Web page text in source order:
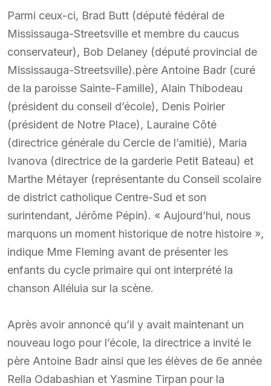
Parmi ceux-ci, Brad Butt (député fédéral de
Mississauga-Streetsville et membre du caucus
conservateur), Bob Delaney (député provincial de
Mississauga-Streetsville).père Antoine Badr (curé
de la paroisse Sainte-Famille), Alain Thibodeau
(président du conseil d’école), Denis Poirier
(président de Notre Place), Lauraine Côté
(directrice générale du Cercle de l’amitié), Maria
Ivanova (directrice de la garderie Petit Bateau) et
Marthe Métayer (représentante du Conseil scolaire
de district catholique Centre-Sud et son
surintendant, Jérôme Pépin). « Aujourd’hui, nous
marquons un moment historique de notre histoire »,
indique Mme Fleming avant de présenter les
enfants du cycle primaire qui ont interprété la
chanson Alléluia sur la scène.
Après avoir annoncé qu’il y avait maintenant un
nouveau logo pour l’école, la directrice a invité le
père Antoine Badr ainsi que les élèves de 6e année
Rella Odabashian et Yasmine Tirpan pour la